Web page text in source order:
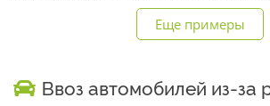
Еще примеры
Ввоз автомобилей из-за